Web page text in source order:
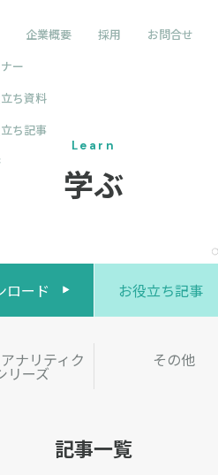
ー
ち資料
ち記事
企業概要 採用 お問合せ
Learn
学ぶ
ロード お役立ち記事
ナリティク
リーズ
その他
記事一覧